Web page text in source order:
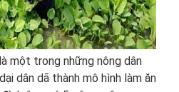
một trong những nông dân
dân dã thành mô hình làm ăn